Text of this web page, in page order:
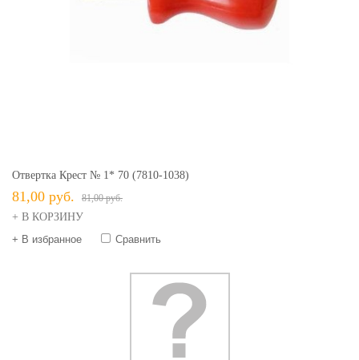
Отвертка Крест № 1* 70 (7810-1038)
81,00 руб. 81,00 руб.
+ В КОРЗИНУ
+ В избранное
Сравнить